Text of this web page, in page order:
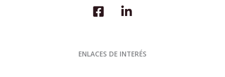
ENLACES DE INTERÉS